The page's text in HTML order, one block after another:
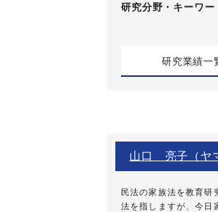
研究分野・ キーワー
研究業績一
山口 亮子（ヤ
民法の家族法を教育研
法を指しますが、今日